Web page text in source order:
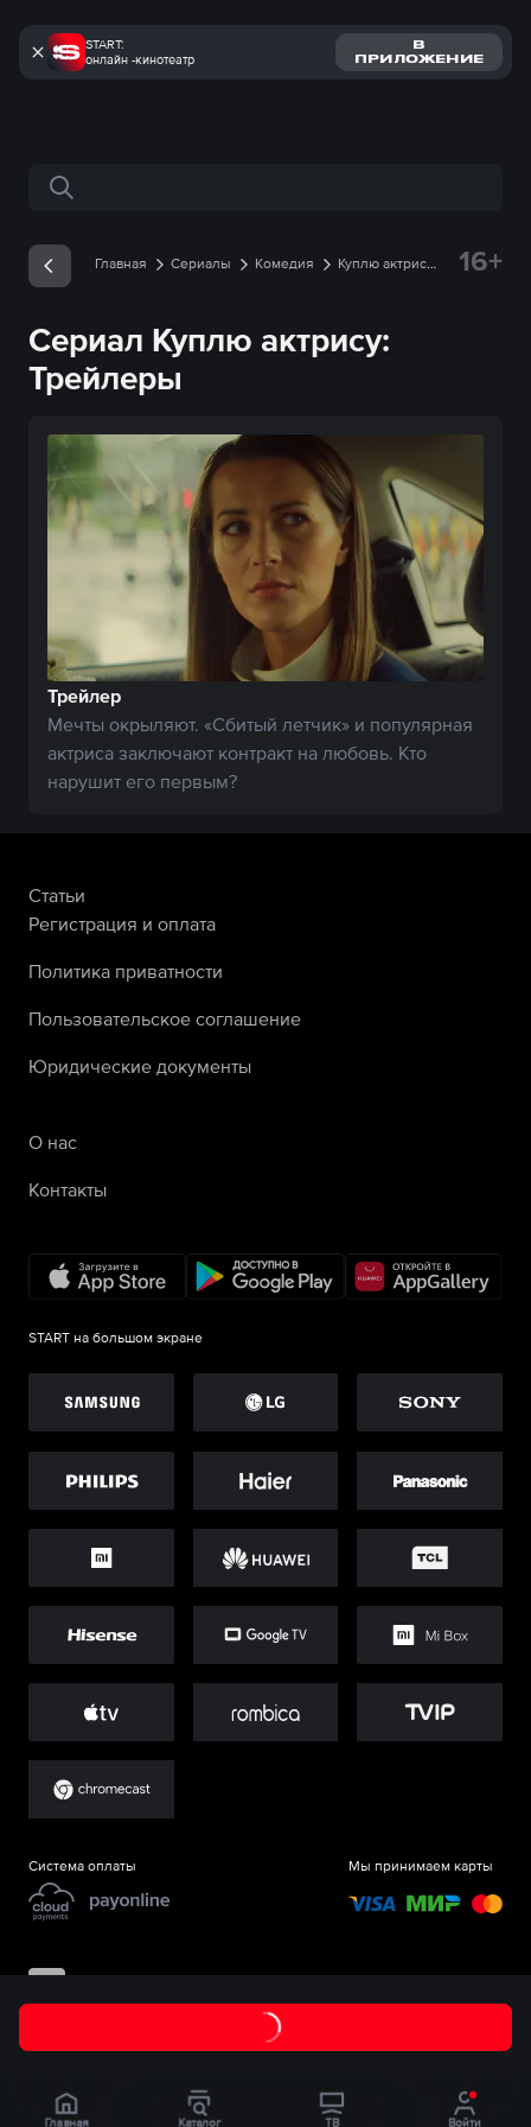
START:
онлайн -кинотеатр
В
ПРИЛОЖЕНИЕ
Поиск по сайту
Главная Сериалы Комедия
Куплю актрису
16+
Сериал Куплю актрису:
Трейлеры
Трейлер
Мечты окрыляют. «Сбитый летчик» и популярная
актриса заключают контракт на любовь. Кто
нарушит его первым?
Статьи
Регистрация и оплата
Политика приватности
Пользовательское соглашение
Юридические документы
О нас
Контакты
START на большом экране
Система оплаты Мы принимаем карты
Главная Каталог ТВ Войти